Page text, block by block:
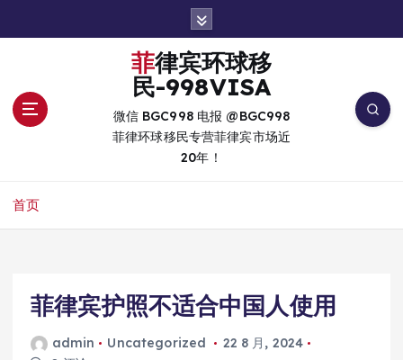
菲律宾环球移
民-998VISA
微信 BGC998 电报 @BGC998
菲律环球移民专营菲律宾市场近
20年！
首页
菲律宾护照不适合中国人使用
admin Uncategorized
22 8 月, 2024